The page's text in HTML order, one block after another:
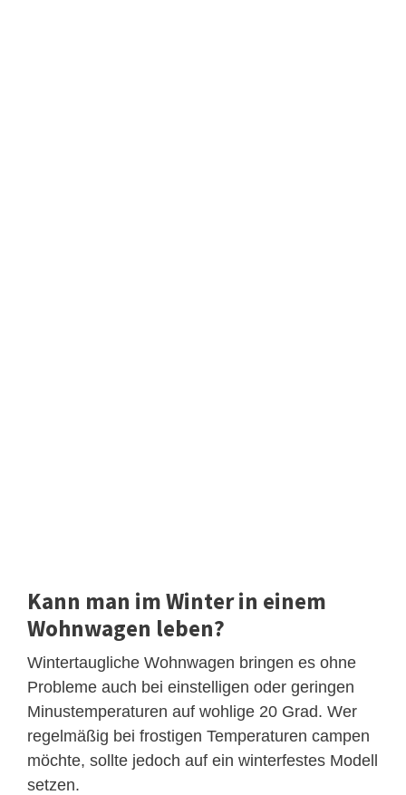
Kann man im Winter in einem
Wohnwagen leben?
Wintertaugliche Wohnwagen bringen es ohne
Probleme auch bei einstelligen oder geringen
Minustemperaturen auf wohlige 20 Grad. Wer
regelmäßig bei frostigen Temperaturen campen
möchte, sollte jedoch auf ein winterfestes Modell
setzen.